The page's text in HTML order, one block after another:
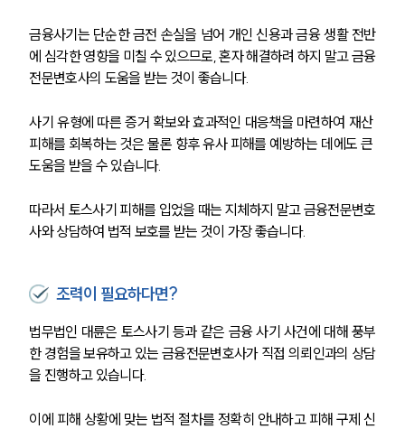
법률서식
뉴스레터/브로슈어
세미나
대륜법률상담예약
대륜법률상담예약
금융사기는 단순한 금전 손실을 넘어 개인 신용과 금융 생활 전반
에 심각한 영향을 미칠 수 있으므로, 혼자 해결하려 하지 말고 금융
전문변호사의 도움을 받는 것이 좋습니다.
사기 유형에 따른 증거 확보와 효과적인 대응책을 마련하여 재산
피해를 회복하는 것은 물론 향후 유사 피해를 예방하는 데에도 큰
도움을 받을 수 있습니다.
따라서 토스사기 피해를 입었을 때는 지체하지 말고 금융전문변호
사와 상담하여 법적 보호를 받는 것이 가장 좋습니다.
조력이 필요하다면?
법무법인 대륜은 토스사기 등과 같은 금융 사기 사건에 대해 풍부
한 경험을 보유하고 있는 금융전문변호사가 직접 의뢰인과의 상담
을 진행하고 있습니다.
이에 피해 상황에 맞는 법적 절차를 정확히 안내하고 피해 구제 신